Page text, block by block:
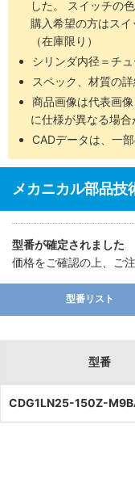
した。 スイッチの
購入希望の方はスイ
（在庫限り）
シリンダ内径＝チ
スペック、材質の
商品画像は代表画
に仕様が異なる場合
CADデータは、一
メカニカル部品技
型番が確定されました
価格をご確認の上、ご
型番リスト
型番
CDG1LN25-150Z-